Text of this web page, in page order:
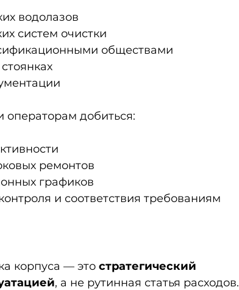
водолазов
систем очистки
обществами
операторам добиться:
ремонтов
графиков
и соответствия требованиям
корпуса — это стратегический
, а не рутинная статья расходов.